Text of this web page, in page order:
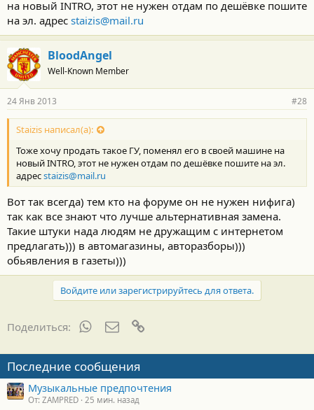
на новый INTRO, этот не нужен отдам по дешёвке пошите
на эл. адрес staizis@mail.ru
BloodAngel
Well-Known Member
24 Янв 2013 #28
Staizis написал(а):
Тоже хочу продать такое ГУ, поменял его в своей машине на
новый INTRO, этот не нужен отдам по дешёвке пошите на эл.
адресstaizis@mail.ru
Вот так всегда) тем кто на форуме он не нужен нифига)
так как все знают что лучше альтернативная замена.
Такие штуки нада людям не дружащим с интернетом
предлагать))) в автомагазины, авторазборы)))
обьявления в газеты)))
Войдите или зарегистрируйтесь для ответа.
Поделиться: WhatsAppЭлектронная почта
Последние сообщения
Музыкальные предпочтения
От: ZAMPRED 25 мин. назад